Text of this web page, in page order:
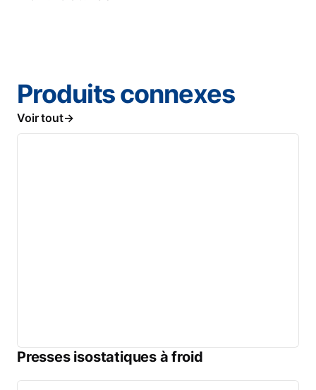
Produits connexes
Voir tout
Presses isostatiques à froid